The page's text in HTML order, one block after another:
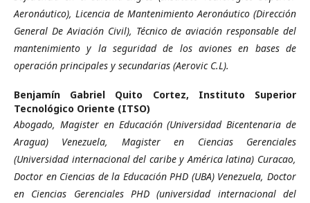
Aeronáutico), Licencia de Mantenimiento Aeronáutico (Dirección
General De Aviación Civil), Técnico de aviación responsable del
mantenimiento y la seguridad de los aviones en bases de
operación principales y secundarias (Aerovic C.L).
Benjamín Gabriel Quito Cortez, Instituto Superior
Tecnológico Oriente (ITSO)
Abogado, Magister en Educación (Universidad Bicentenaria de
Aragua) Venezuela, Magister en Ciencias Gerenciales
(Universidad internacional del caribe y América latina) Curacao,
Doctor en Ciencias de la Educación PHD (UBA) Venezuela, Doctor
en Ciencias Gerenciales PHD (universidad internacional del